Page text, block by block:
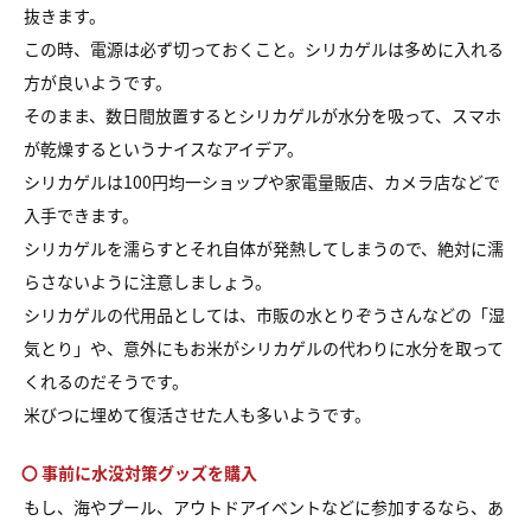
抜きます。
この時、電源は必ず切っておくこと。シリカゲルは多めに入れる
方が良いようです。
そのまま、数日間放置するとシリカゲルが水分を吸って、スマホ
が乾燥するというナイスなアイデア。
シリカゲルは100円均一ショップや家電量販店、カメラ店などで
入手できます。
シリカゲルを濡らすとそれ自体が発熱してしまうので、絶対に濡
らさないように注意しましょう。
シリカゲルの代用品としては、市販の水とりぞうさんなどの「湿
気とり」や、意外にもお米がシリカゲルの代わりに水分を取って
くれるのだそうです。
米びつに埋めて復活させた人も多いようです。
〇 事前に水没対策グッズを購入
もし、海やプール、アウトドアイベントなどに参加するなら、あ